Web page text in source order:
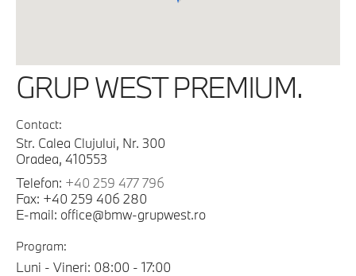
GRUP WEST PREMIUM.
Contact:
Str. Calea Clujului, Nr. 300
Oradea, 410553
Telefon: +40 259 477 796
Fax: +40 259 406 280
E-mail: office@bmw-grupwest.ro
Program:
Luni - Vineri: 08:00 - 17:00